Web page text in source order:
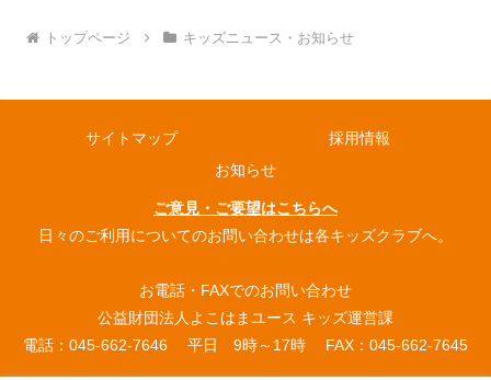
トップページ キッズニュース・お知らせ
サイトマップ
採用情報
お知らせ
ご意見・ご要望はこちらへ
日々のご利用についてのお問い合わせは各キッズクラブへ。
お電話・FAXでのお問い合わせ
公益財団法人よこはまユース キッズ運営課
電話：045-662-7646 平日 9時～17時 FAX：045-662-7645